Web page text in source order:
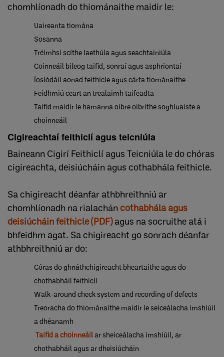
chomhlíonadh do thiománaithe maidir le:
Uaireanta tiomána
Sosanna
Tréimhsí scíthe laethúla agus seachtainiúla
Coinneáil bileog taifid, sonraí agus asphriontaí
Íoslódáil aonad feithicle agus cárta tiománaithe
Feidhmiú ceart an trealaimh taifeadta
Taifid maidir le hamanna oibre oibrithe soghluaiste a
choinneáil
Cigireachtaí feithiclí agus teicniúla
Baineann Cigirí Feithiclí agus Teicniúla le do chóras
cigireachta, deisiúcháin agus cothabhála feithicle.
Sa chigireacht déanfar athbhreithniú ar
chomhlíonadh na rialachán cothabhála agus
deisiúcháin feithicle (PDF)agus na socruithe atá i
bhfeidhm agat. Sa chigireacht go sonrach déanfar
athbhreithniú ar do:
Córas do ghnáthchigireacht bheartaithe agus do
chothabháil feithiclí
Walk-around check system and recording of defects
Treoracha do thiománaithe maidir le seiceálacha imshiúil
a dhéanamh
Taifid a choinneáilar sheiceálacha imshiúil, ar
chothabháil agus ar dheisiúcháin